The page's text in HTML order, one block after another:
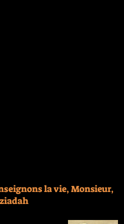
la vie, Monsieur,